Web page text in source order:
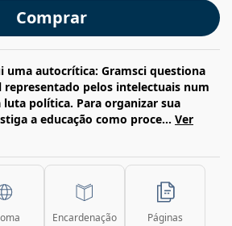
Comprar
uma autocrítica: Gramsci questiona
representado pelos intelectuais num
política. Para organizar sua
a educação como proce... Ver
Encardenação Páginas